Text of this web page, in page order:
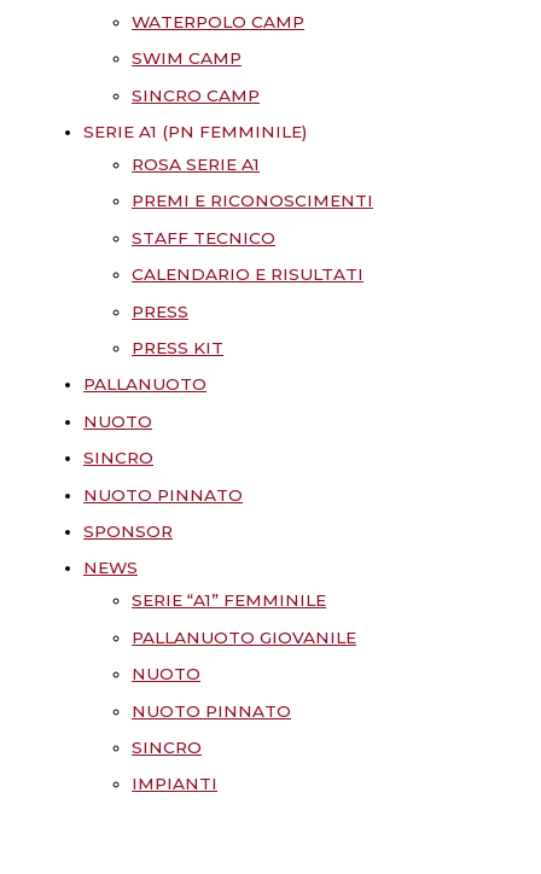
WATERPOLO CAMP
SWIM CAMP
SINCRO CAMP
SERIE A1 (PN FEMMINILE)
ROSA SERIE A1
PREMI E RICONOSCIMENTI
STAFF TECNICO
CALENDARIO E RISULTATI
PRESS
PRESS KIT
PALLANUOTO
NUOTO
SINCRO
NUOTO PINNATO
SPONSOR
NEWS
SERIE “A1” FEMMINILE
PALLANUOTO GIOVANILE
NUOTO
NUOTO PINNATO
SINCRO
IMPIANTI